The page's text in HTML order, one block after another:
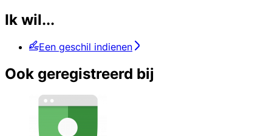
Ik wil...
Een geschil indienen
Ook geregistreerd bij